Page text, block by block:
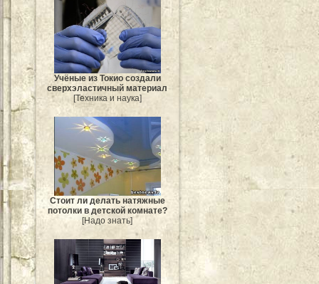
Учёные из Токио создали
сверхэластичный материал
[Техника и наука]
Стоит ли делать натяжные
потолки в детской комнате?
[Надо знать]